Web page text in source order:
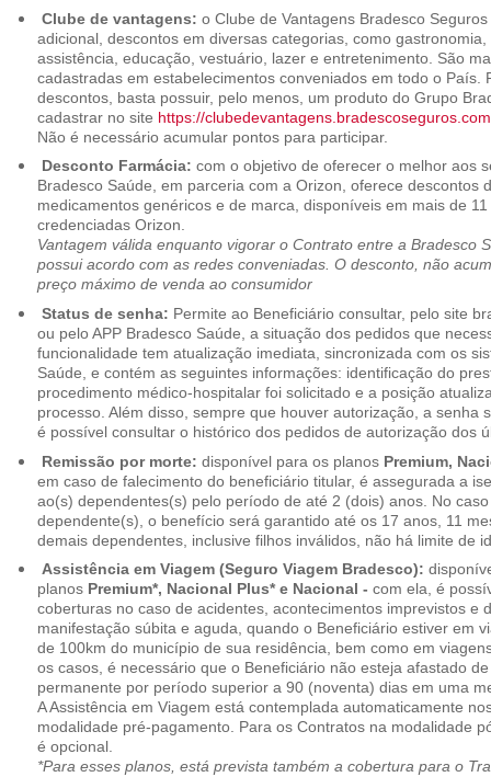
Clube de vantagens: o Clube de Vantagens Bradesco
adicional, descontos em diversas categorias, como
assistência, educação, vestuário, lazer e entretenimento. São
cadastradas em estabelecimentos conveniados em todo o País.
descontos, basta possuir, pelo menos, um produto do Grupo
cadastrar no site https://
Não é necessário acumular pontos para participar.
Desconto Farmácia: com o objetivo de oferecer o melhor aos
Bradesco Saúde, em parceria com a Orizon, oferece descontos
medicamentos genéricos e de marca, disponíveis em mais de
credenciadas Orizon.
Vantagem válida enquanto vigorar o Contrato entre a Bradesco
possui acordo com as redes conveniadas. O desconto, não
preço máximo de venda ao consumidor
Status de senha: Permite ao Beneficiário consultar, pelo site
ou pelo APP Bradesco Saúde, a situação dos pedidos que
funcionalidade tem atualização imediata, sincronizada com os
Saúde, e contém as seguintes informações: identificação do
procedimento médico-hospitalar foi solicitado e a posição
processo. Além disso, sempre que houver autorização, a senha
é possível consultar o histórico dos pedidos de autorização dos
Remissão por morte: disponível para os planos Premium,
em caso de falecimento do beneficiário titular, é assegurada a
ao(s) dependentes(s) pelo período de até 2 (dois) anos. No
dependente(s), o benefício será garantido até os 17 anos, 11
demais dependentes, inclusive filhos inválidos, não há limite de
Assistência em Viagem (Seguro Viagem Bradesco):
planos Premium*, Nacional Plus* e Nacional - com ela, é
coberturas no caso de acidentes, acontecimentos imprevistos e
manifestação súbita e aguda, quando o Beneficiário estiver em
de 100km do município de sua residência, bem como em
os casos, é necessário que o Beneficiário não esteja afastado
permanente por período superior a 90 (noventa) dias em uma
A Assistência em Viagem está contemplada automaticamente
modalidade pré-pagamento. Para os Contratos na modalidade
é opcional.
*Para esses planos, está prevista também a cobertura para o